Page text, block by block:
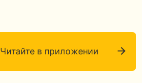
Читайте в приложении